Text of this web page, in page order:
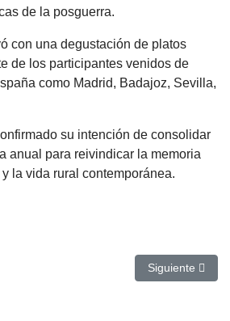
de la posguerra.
con una degustación de platos
de los participantes venidos de
como Madrid, Badajoz, Sevilla,
su intención de consolidar
anual para reivindicar la memoria
la vida rural contemporánea.
Díaz se presenta de nuevo a las
Artículo
Siguiente